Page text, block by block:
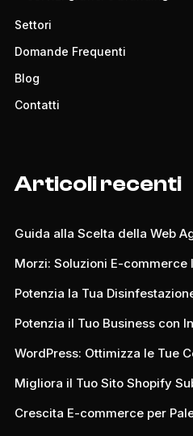
Settori
Domande Frequenti
Blog
Contatti
Articoli recenti
Guida alla Scelta della Web
Morzi: Soluzioni E-commerce
Potenzia la Tua
Potenzia il Tuo Business con
WordPress: Ottimizza le Tue
Migliora il Tuo Sito Shopify
Crescita E-commerce per